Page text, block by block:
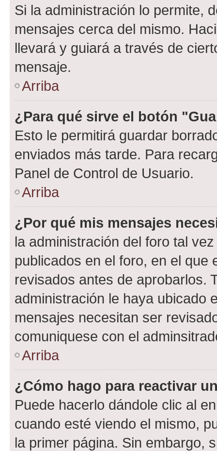
Si la administración lo permite,
mensajes cerca del mismo.
llevará y guiará a través de
mensaje.
Arriba
¿Para qué sirve el botón
Esto le permitirá guardar
enviados más tarde. Para
Panel de Control de Usuario.
Arriba
¿Por qué mis mensajes
la administración del foro tal
publicados en el foro, en el
revisados antes de aprobarlos.
administración le haya ubicado
mensajes necesitan ser
comuniquese con el
Arriba
¿Cómo hago para reactivar
Puede hacerlo dándole clic al
cuando esté viendo el mismo,
la primer página. Sin embargo,